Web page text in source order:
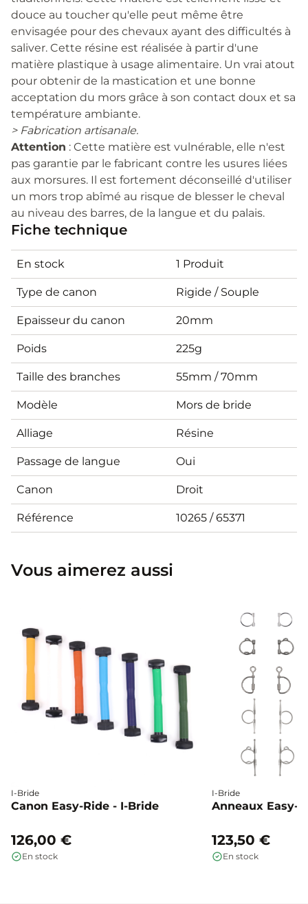
douce au toucher qu'elle peut même être
envisagée pour des chevaux ayant des difficultés à
saliver. Cette résine est réalisée à partir d'une
matière plastique à usage alimentaire. Un vrai atout
pour obtenir de la mastication et une bonne
acceptation du mors grâce à son contact doux et sa
température ambiante.
> Fabrication artisanale.
Attention : Cette matière est vulnérable, elle n'est
pas garantie par le fabricant contre les usures liées
aux morsures. Il est fortement déconseillé d'utiliser
un mors trop abîmé au risque de blesser le cheval
au niveau des barres, de la langue et du palais.
Fiche technique
En stock 1 Produit
Type de canon Rigide / Souple
Epaisseur du canon 20mm
Poids 225g
Taille des branches 55mm / 70mm
Modèle Mors de bride
Alliage Résine
Passage de langue Oui
Canon Droit
Référence 10265 / 65371
Vous aimerez aussi
I-Bride
Canon Easy-Ride - I-Bride
126,00 €
En stock
I-Bride
Anneaux Easy-
123,50 €
En stock